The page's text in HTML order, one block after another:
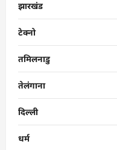
झारखंड
टेक्नो
तमिलनाडु
तेलंगाना
दिल्ली
धर्म